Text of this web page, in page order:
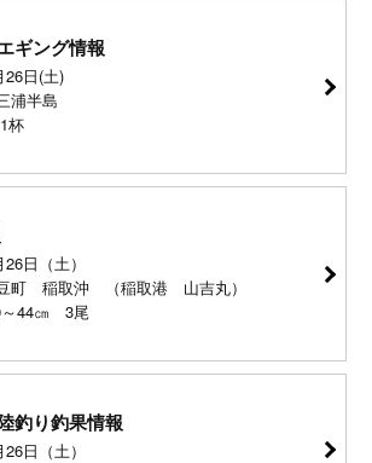
ギング情報
26日(土)
浦半島
杯
日（土）
町 稲取沖 （稲取港 山吉丸）
～44㎝ 3尾
釣り釣果情報
日（土）